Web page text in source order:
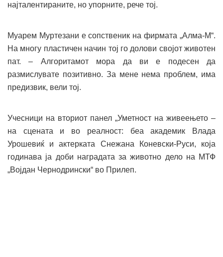
најталентираните, но упорните, рече тој.
Муарем Муртезани е сопственик на фирмата „Алма-М“.
На многу пластичен начин тој го долови својот животен
пат. – Алгоритамот мора да ви е подесен да
размислувате позитивно. За мене нема проблем, има
предизвик, вели тој.
Учесници на вториот панел „Уметност на живеењето –
на сцената и во реалност: беа академик Влада
Урошевиќ и актерката Снежана Коневски-Руси, која
годинава ја доби наградата за животно дело на МТФ
„Војдан Чернодрински“ во Прилеп.